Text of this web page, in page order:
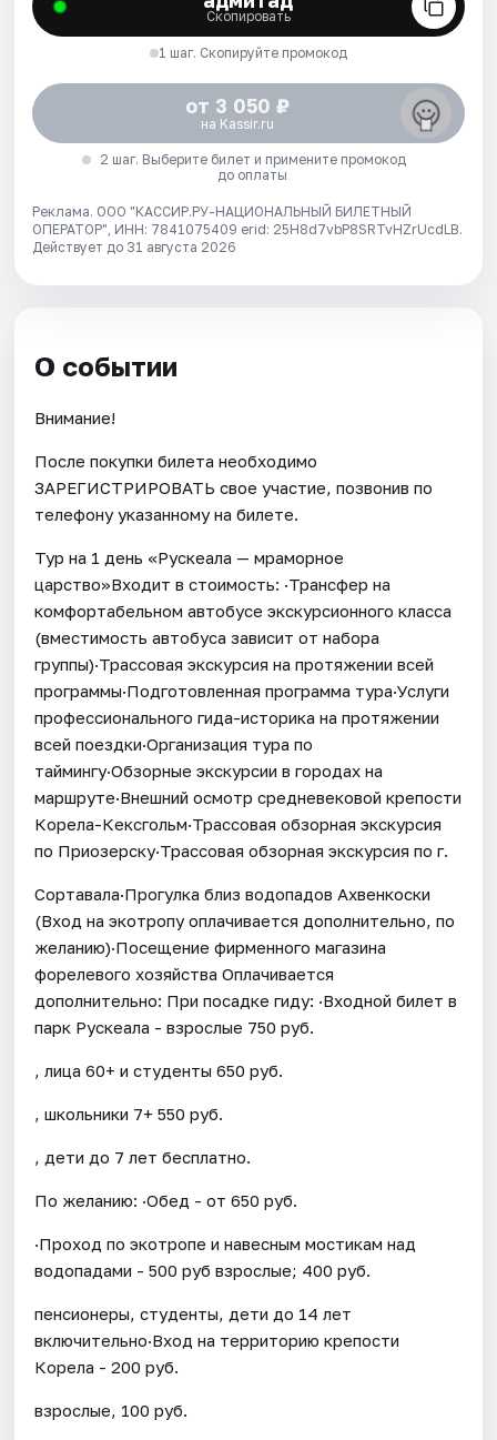
Скопировать
1 шаг. Скопируйте промокод
от 3 050 ₽
на Kassir.ru
2 шаг. Выберите билет и примените промокод
до оплаты
Реклама. ООО "КАССИР.РУ-НАЦИОНАЛЬНЫЙ БИЛЕТНЫЙ
ОПЕРАТОР", ИНН: 7841075409 erid: 25H8d7vbP8SRTvHZrUcdLB.
Действует до 31 августа 2026
О событии
Внимание!
После покупки билета необходимо
ЗАРЕГИСТРИРОВАТЬ свое участие, позвонив по
телефону указанному на билете.
Тур на 1 день «Рускеала — мраморное
царство»Входит в стоимость: ·Трансфер на
комфортабельном автобусе экскурсионного класса
(вместимость автобуса зависит от набора
группы)·Трассовая экскурсия на протяжении всей
программы·Подготовленная программа тура·Услуги
профессионального гида-историка на протяжении
всей поездки·Организация тура по
таймингу·Обзорные экскурсии в городах на
маршруте·Внешний осмотр средневековой крепости
Корела-Кексгольм·Трассовая обзорная экскурсия
по Приозерску·Трассовая обзорная экскурсия по г.
Сортавала·Прогулка близ водопадов Ахвенкоски
(Вход на экотропу оплачивается дополнительно, по
желанию)·Посещение фирменного магазина
форелевого хозяйства Оплачивается
дополнительно: При посадке гиду: ·Входной билет в
парк Рускеала - взрослые 750 руб.
, лица 60+ и студенты 650 руб.
, школьники 7+ 550 руб.
, дети до 7 лет бесплатно.
По желанию: ·Обед - от 650 руб.
·Проход по экотропе и навесным мостикам над
водопадами - 500 руб взрослые; 400 руб.
пенсионеры, студенты, дети до 14 лет
включительно·Вход на территорию крепости
Корела - 200 руб.
взрослые, 100 руб.